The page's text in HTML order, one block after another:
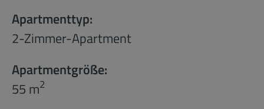
Apartmenttyp:
2-Zimmer-Apartment
Apartmentgröße:
55 m2